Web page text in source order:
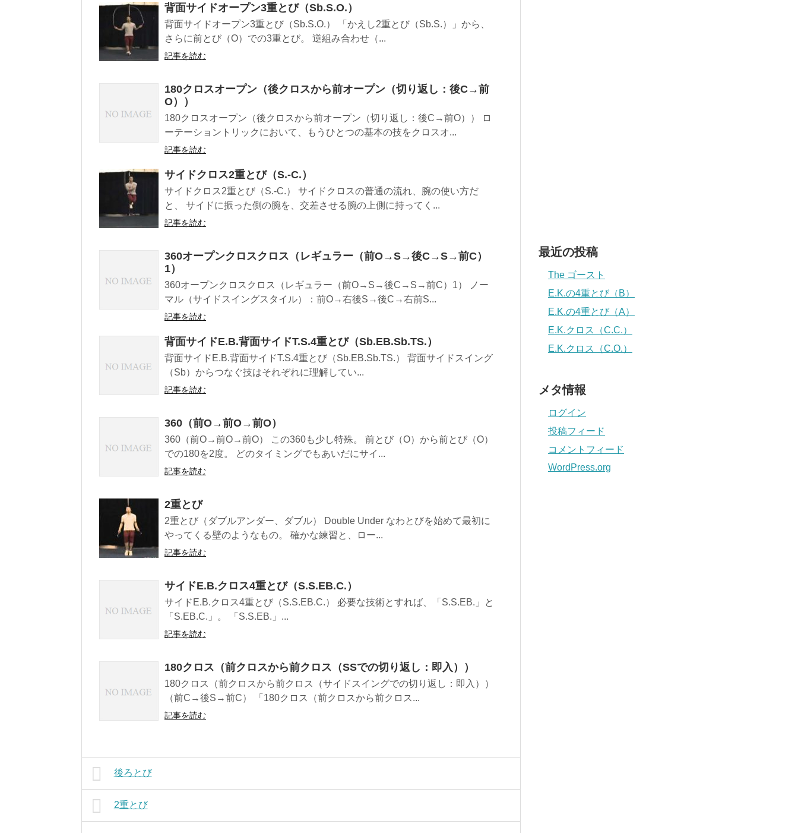
背面サイドオープン3重とび（Sb.S.O.）
背面サイドオープン3重とび（Sb.S.O.） 「かえし2重とび（Sb.S.）」から、
さらに前とび（O）での3重とび。 逆組み合わせ（...
記事を読む
180クロスオープン（後クロスから前オープン（切り返し：後C→前
O））
180クロスオープン（後クロスから前オープン（切り返し：後C→前O）） ロ
ーテーショントリックにおいて、もうひとつの基本の技をクロスオ...
記事を読む
サイドクロス2重とび（S.-C.）
サイドクロス2重とび（S.-C.） サイドクロスの普通の流れ、腕の使い方だ
と、 サイドに振った側の腕を、交差させる腕の上側に持ってく...
記事を読む
360オープンクロスクロス（レギュラー（前O→S→後C→S→前C）
1）
360オープンクロスクロス（レギュラー（前O→S→後C→S→前C）1） ノー
マル（サイドスイングスタイル）：前O→右後S→後C→右前S...
記事を読む
背面サイドE.B.背面サイドT.S.4重とび（Sb.EB.Sb.TS.）
背面サイドE.B.背面サイドT.S.4重とび（Sb.EB.Sb.TS.） 背面サイドスイング
（Sb）からつなぐ技はそれぞれに理解してい...
記事を読む
360（前O→前O→前O）
360（前O→前O→前O） この360も少し特殊。 前とび（O）から前とび（O）
での180を2度。 どのタイミングでもあいだにサイ...
記事を読む
2重とび
2重とび（ダブルアンダー、ダブル） Double Under なわとびを始めて最初に
やってくる壁のようなもの。 確かな練習と、ロー...
記事を読む
サイドE.B.クロス4重とび（S.S.EB.C.）
サイドE.B.クロス4重とび（S.S.EB.C.） 必要な技術とすれば、「S.S.EB.」と
「S.EB.C.」。 「S.S.EB.」...
記事を読む
180クロス（前クロスから前クロス（SSでの切り返し：即入））
180クロス（前クロスから前クロス（サイドスイングでの切り返し：即入））
（前C→後S→前C） 「180クロス（前クロスから前クロス...
記事を読む
後ろとび
2重とび
最近の投稿
The ゴースト
E.K.の4重とび（B）
E.K.の4重とび（A）
E.K.クロス（C.C.）
E.K.クロス（C.O.）
メタ情報
ログイン
投稿フィード
コメントフィード
WordPress.org